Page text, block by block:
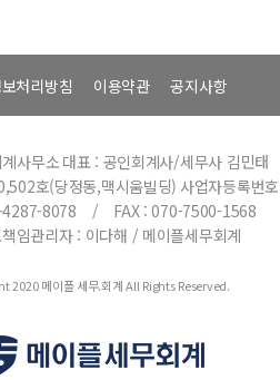
처리방침 이용약관 공지사항
사무소 대표 : 공인회계사/세무사 김민태
호(당정동,맥시움빌딩) 사업자등록번
4287-8078 / FAX : 070-7500-1568
임관리자 : 이다해 / 메이플세무회계
2020 메이플 세무.회계 All Rights Reserved.